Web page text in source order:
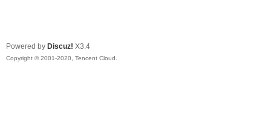
Powered by Discuz! X3.4
Copyright © 2001-2020, Tencent Cloud.